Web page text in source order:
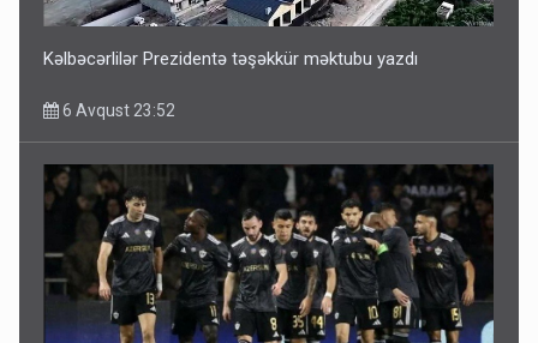
Kəlbəcərlilər Prezidentə təşəkkür məktubu yazdı
6 Avqust 23:52